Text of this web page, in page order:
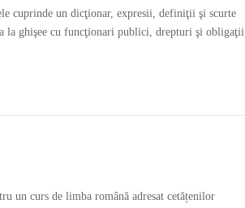
cuprinde un dicţionar, expresii, definiţii şi scurte
la ghişee cu funcţionari publici, drepturi şi obligaţii
un curs de limba română adresat cetățenilor